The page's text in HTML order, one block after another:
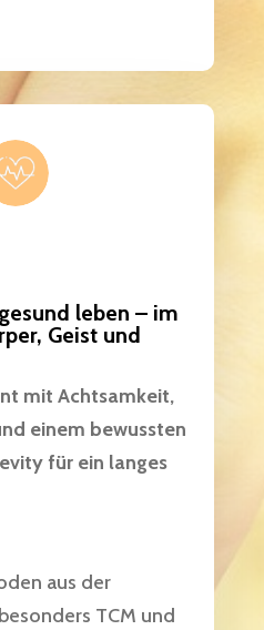
leben – im
Geist und
mit Achtsamkeit,
einem bewussten
für ein langes
aus der
TCM und